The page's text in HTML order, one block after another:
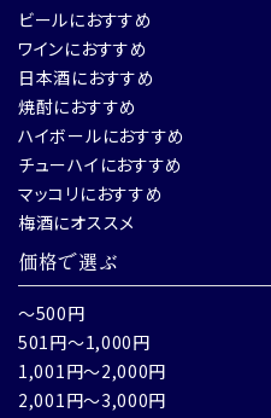
ビールにおすすめ
ワインにおすすめ
日本酒におすすめ
焼酎におすすめ
ハイボールにおすすめ
チューハイにおすすめ
マッコリにおすすめ
梅酒にオススメ
価格で選ぶ
～500円
501円～1,000円
1,001円～2,000円
2,001円～3,000円